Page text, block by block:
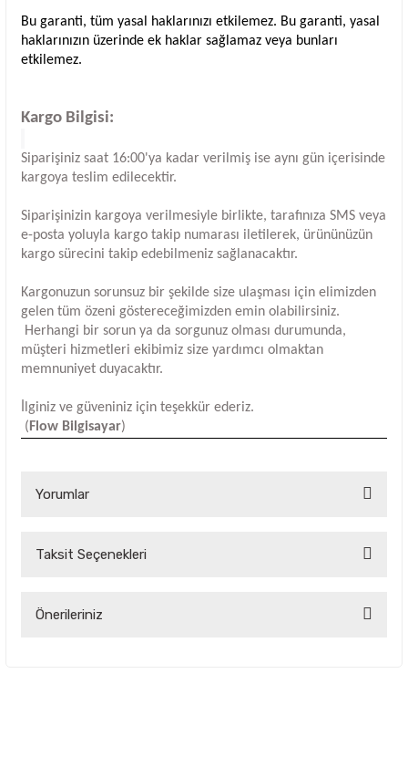
Bu garanti, tüm yasal haklarınızı etkilemez. Bu garanti, yasal
haklarınızın üzerinde ek haklar sağlamaz veya bunları
etkilemez.
Kargo Bilgisi:
Siparişiniz saat 16:00'ya kadar verilmiş ise aynı gün içerisinde
kargoya teslim edilecektir.
Siparişinizin kargoya verilmesiyle birlikte, tarafınıza SMS veya
e-posta yoluyla kargo takip numarası iletilerek, ürününüzün
kargo sürecini takip edebilmeniz sağlanacaktır.
Kargonuzun sorunsuz bir şekilde size ulaşması için elimizden
gelen tüm özeni göstereceğimizden emin olabilirsiniz.
Herhangi bir sorun ya da sorgunuz olması durumunda,
müşteri hizmetleri ekibimiz size yardımcı olmaktan
memnuniyet duyacaktır.
İlginiz ve güveniniz için teşekkür ederiz.
( Flow Bilgisayar)
Yorumlar
Bu ürüne ilk yorumu siz yapın!
Taksit Seçenekleri
Önerileriniz